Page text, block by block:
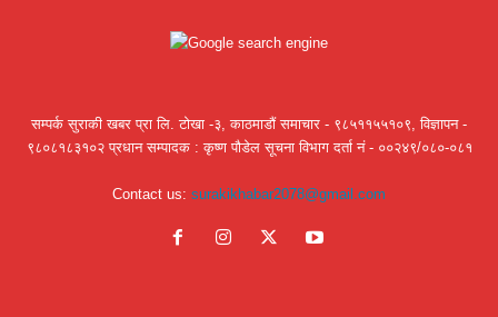
सम्पर्क सुराकी खबर प्रा लि. टोखा -३, काठमाडौं समाचार - ९८५११५५१०९, विज्ञापन -
९८०८१८३१०२ प्रधान सम्पादक : कृष्ण पौडेल सूचना विभाग दर्ता नं - ००२४९/०८०-०८१
Contact us: surakikhabar2078@gmail.com